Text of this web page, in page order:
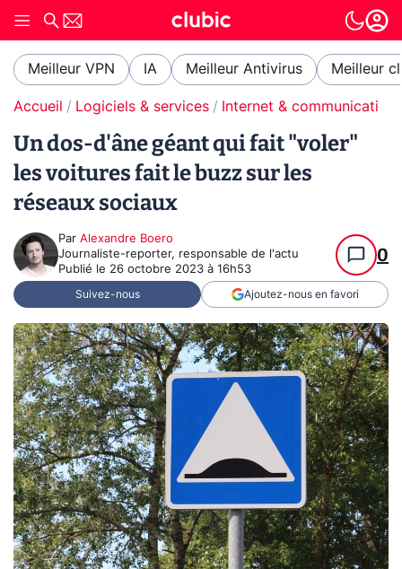
Meilleur VPN IA Meilleur Antivirus Meilleur
Accueil Logiciels & services Internet & communication
Un dos-d'âne géant qui fait "voler"
les voitures fait le buzz sur les
réseaux sociaux
Par Alexandre Boero
Journaliste-reporter, responsable de l'actu
Publié le 26 octobre 2023 à 16h53
0
Suivez-nous Ajoutez-nous en favori